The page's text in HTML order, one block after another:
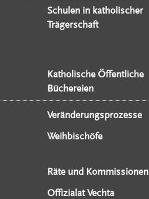
Schulen in katholischer
Trägerschaft
Katholische Öffentliche
Büchereien
Veränderungsprozesse
Weihbischöfe
Räte und Kommissionen
Offizialat Vechta